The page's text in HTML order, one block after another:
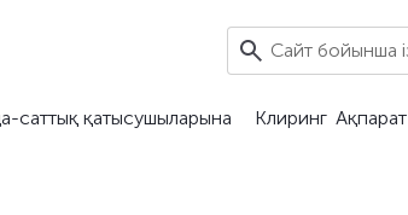
саттық қатысушыларына Клиринг Ақпарат